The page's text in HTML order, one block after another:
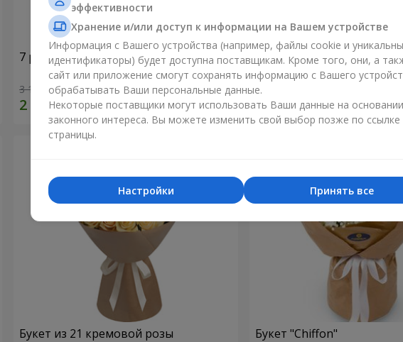
7 ромашковых хризантем
3 175 грн Заказать
Монобукет из 11 красных
5 374 грн
Букет из 21 кремовой розы Букет "Chiffon"
эффективности
Хранение и/или доступ к информации на Вашем устройстве
Информация с Вашего устройства (например, файлы cookie и
идентификаторы) будет доступна поставщикам. Кроме того, они, а
сайт или приложение смогут сохранять информацию с Вашего
обрабатывать Ваши персональные данные.
Некоторые поставщики могут использовать Ваши данные на основании
законного интереса. Вы можете изменить свой выбор позже по ссылке
страницы.
Принять все
Настройки